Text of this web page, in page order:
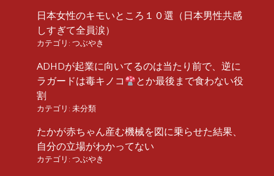
日本女性のキモいところ１０選（日本男性共感
しすぎて全員涙）
カテゴリ: つぶやき
ADHDが起業に向いてるのは当たり前で、逆に
ラガードは毒キノコ
とか最後まで食わない役
割
カテゴリ: 未分類
たかが赤ちゃん産む機械を図に乗らせた結果、
自分の立場がわかってない
カテゴリ: つぶやき